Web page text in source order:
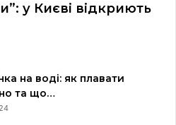
у Києві відкриють
на воді: як плавати
та що…